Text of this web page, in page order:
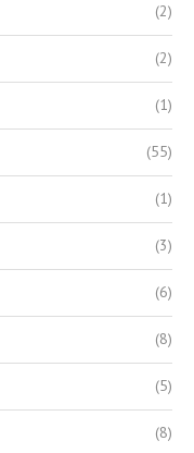
(2)
(2)
(1)
(55)
(1)
(3)
(6)
(8)
(5)
(8)